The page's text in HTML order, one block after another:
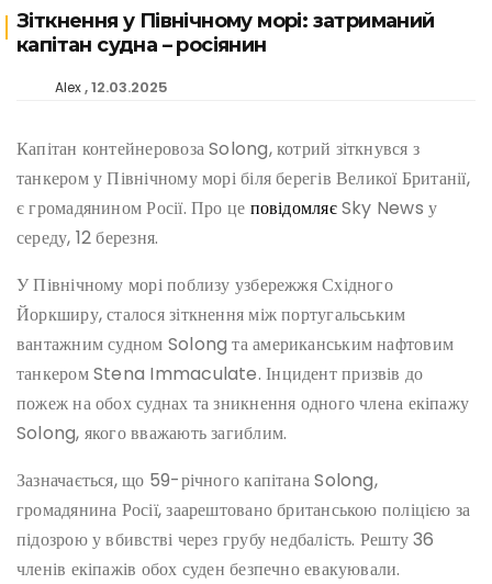
Зіткнення у Північному морі: затриманий
капітан судна – росіянин
Alex 12.03.2025
Капітан контейнеровоза Solong, котрий зіткнувся з
танкером у Північному морі біля берегів Великої Британії,
є громадянином Росії. Про це повідомляєSky News у
середу, 12 березня.
У Північному морі поблизу узбережжя Східного
Йоркширу, сталося зіткнення між португальським
вантажним судном Solong та американським нафтовим
танкером Stena Immaculate. Інцидент призвів до
пожеж на обох суднах та зникнення одного члена екіпажу
Solong, якого вважають загиблим.
Зазначається, що 59-річного капітана Solong,
громадянина Росії, заарештовано британською поліцією за
підозрою у вбивстві через грубу недбалість. Решту 36
членів екіпажів обох суден безпечно евакуювали.